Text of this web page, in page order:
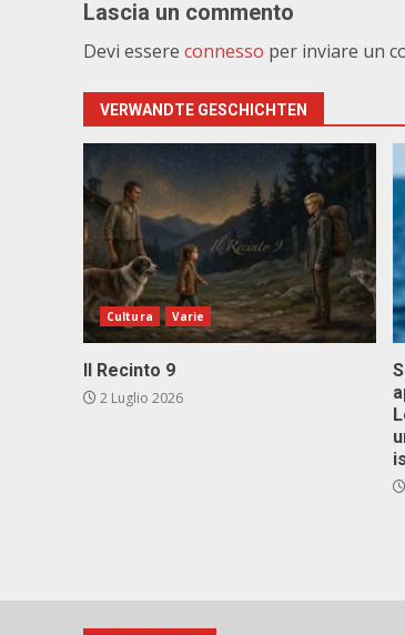
Lascia un commento
Devi essere connesso per inviare un
VERWANDTE GESCHICHTEN
Cultura Varie
Il Recinto 9
2 Luglio 2026